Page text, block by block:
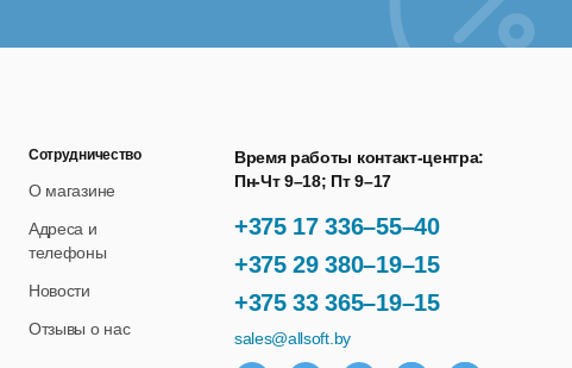
+375 17 336–55–40
+375 29 380–19–15
+375 33 365–19–15
Время работы контакт-центра:
Пн-Чт 9–18; Пт 9–17
sales@allsoft.by
Сотрудничество
О магазине
Адреса и
телефоны
Новости
Отзывы о нас